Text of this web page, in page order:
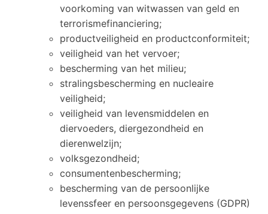
voorkoming van witwassen van geld en
terrorismefinanciering;
productveiligheid en productconformiteit;
veiligheid van het vervoer;
bescherming van het milieu;
stralingsbescherming en nucleaire
veiligheid;
veiligheid van levensmiddelen en
diervoeders, diergezondheid en
dierenwelzijn;
volksgezondheid;
consumentenbescherming;
bescherming van de persoonlijke
levenssfeer en persoonsgegevens (GDPR)